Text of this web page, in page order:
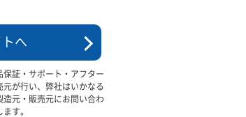
へ
証・サポート・アフター
が行い、弊社はいかなる
元・販売元にお問い合わ
す。